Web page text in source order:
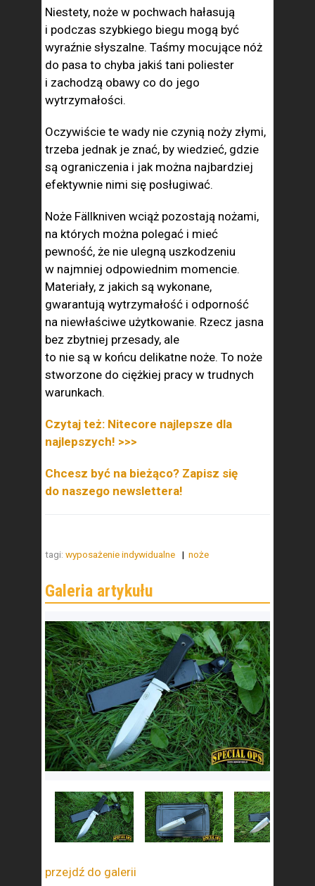
Niestety, noże w pochwach hałasują
i podczas szybkiego biegu mogą być
wyraźnie słyszalne. Taśmy mocujące nóż
do pasa to chyba jakiś tani poliester
i zachodzą obawy co do jego
wytrzymałości.
Oczywiście te wady nie czynią noży złymi,
trzeba jednak je znać, by wiedzieć, gdzie
są ograniczenia i jak można najbardziej
efektywnie nimi się posługiwać.
Noże Fällkniven wciąż pozostają nożami,
na których można polegać i mieć
pewność, że nie ulegną uszkodzeniu
w najmniej odpowiednim momencie.
Materiały, z jakich są wykonane,
gwarantują wytrzymałość i odporność
na niewłaściwe użytkowanie. Rzecz jasna
bez zbytniej przesady, ale
to nie są w końcu delikatne noże. To noże
stworzone do ciężkiej pracy w trudnych
warunkach.
Czytaj też: Nitecore najlepsze dla
najlepszych! >>>
Chcesz być na bieżąco? Zapisz się
do naszego newslettera!
tagi: wyposażenie indywidualne noże
przejdź do galerii